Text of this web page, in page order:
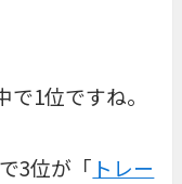
1位ですね。
3位が「 トレー